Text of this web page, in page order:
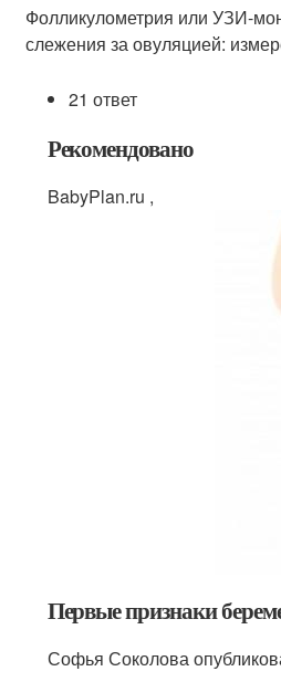
Фолликулометрия или УЗИ-
слежения за овуляцией:
21 ответ
Рекомендовано
BabyPlan.ru ,
Первые признаки
Софья Соколова